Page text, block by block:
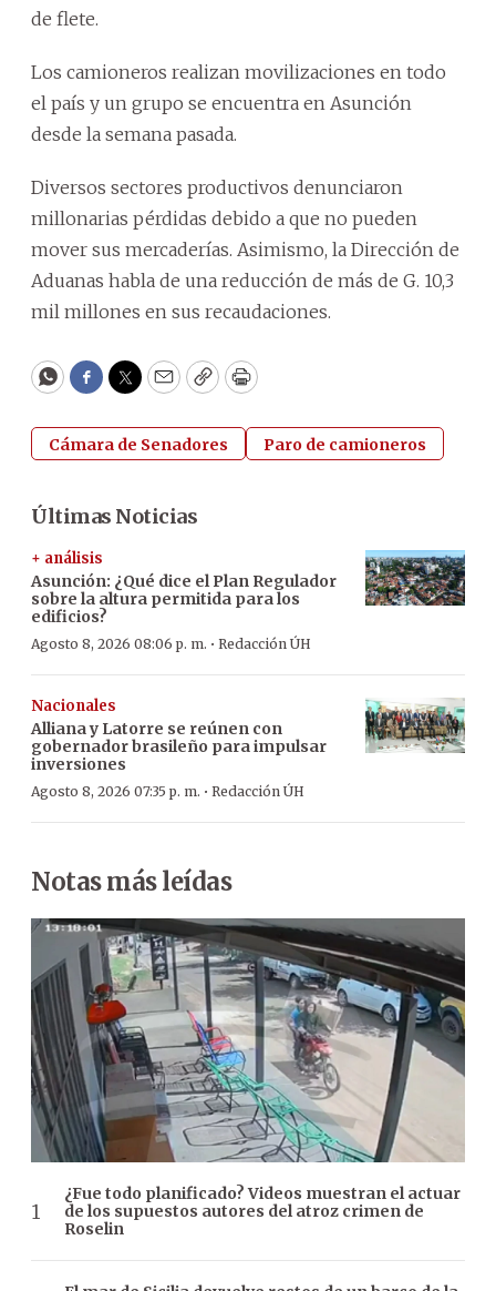
de flete.
Los camioneros realizan movilizaciones en todo
el país y un grupo se encuentra en Asunción
desde la semana pasada.
Diversos sectores productivos denunciaron
millonarias pérdidas debido a que no pueden
mover sus mercaderías. Asimismo, la Dirección de
Aduanas habla de una reducción de más de G. 10,3
mil millones en sus recaudaciones.
WhatsApp
Facebook
Twitter
EmailCopyPrint
Cámara de Senadores Paro de camioneros
Últimas Noticias
+ análisis
Asunción: ¿Qué dice el Plan Regulador
sobre la altura permitida para los
edificios?
Agosto 8, 2026 08:06 p. m. · Redacción ÚH
Nacionales
Alliana y Latorre se reúnen con
gobernador brasileño para impulsar
inversiones
Agosto 8, 2026 07:35 p. m. · Redacción ÚH
Notas más leídas
¿Fue todo planificado? Videos muestran el actuar
de los supuestos autores del atroz crimen de
Roselin